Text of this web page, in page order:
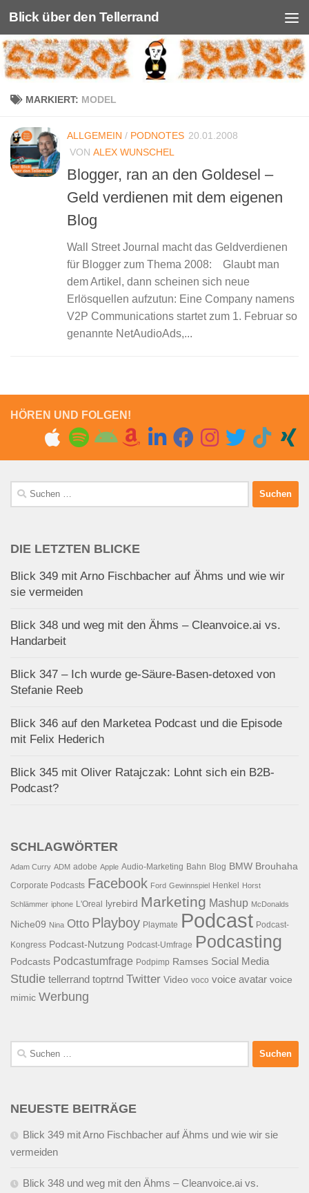
Unter dem Inhalt
Blick über den Tellerrand
MARKIERT: MODEL
ALLGEMEIN / PODNOTES 20.01.2008
VON ALEX WUNSCHEL
Blogger, ran an den Goldesel –
Geld verdienen mit dem eigenen
Blog
Wall Street Journal macht das Geldverdienen
für Blogger zum Thema 2008: Glaubt man
dem Artikel, dann scheinen sich neue
Erlösquellen aufzutun: Eine Company namens
V2P Communications startet zum 1. Februar so
genannte NetAudioAds,...
HÖREN UND FOLGEN!
Suchen
nach:
DIE LETZTEN BLICKE
Blick 349 mit Arno Fischbacher auf Ähms und wie wir
sie vermeiden
Blick 348 und weg mit den Ähms – Cleanvoice.ai vs.
Handarbeit
Blick 347 – Ich wurde ge-Säure-Basen-detoxed von
Stefanie Reeb
Blick 346 auf den Marketea Podcast und die Episode
mit Felix Hederich
Blick 345 mit Oliver Ratajczak: Lohnt sich ein B2B-
Podcast?
SCHLAGWÖRTER
Adam Curry ADM adobe Apple Audio-Marketing Bahn Blog BMW Brouhaha
Corporate Podcasts Facebook Ford Gewinnspiel Henkel Horst
Schlämmer iphone L'Oreal lyrebird Marketing Mashup McDonalds
Niche09 Nina Otto Playboy Playmate Podcast Podcast-
Kongress Podcast-Nutzung Podcast-Umfrage Podcasting
Podcasts Podcastumfrage Podpimp Ramses Social Media
Studie tellerrand toptrnd Twitter Video voco voice avatar voice
mimic Werbung
Suchen
nach:
NEUESTE BEITRÄGE
Blick 349 mit Arno Fischbacher auf Ähms und wie wir sie
vermeiden
Blick 348 und weg mit den Ähms – Cleanvoice.ai vs.